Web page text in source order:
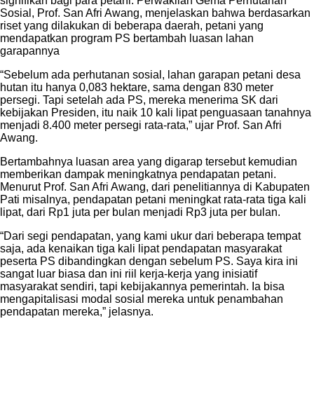
Sosial, Prof. San Afri Awang, menjelaskan bahwa berdasarkan
riset yang dilakukan di beberapa daerah, petani yang
mendapatkan program PS bertambah luasan lahan
garapannya
“Sebelum ada perhutanan sosial, lahan garapan petani desa
hutan itu hanya 0,083 hektare, sama dengan 830 meter
persegi. Tapi setelah ada PS, mereka menerima SK dari
kebijakan Presiden, itu naik 10 kali lipat penguasaan tanahnya
menjadi 8.400 meter persegi rata-rata,” ujar Prof. San Afri
Awang.
Bertambahnya luasan area yang digarap tersebut kemudian
memberikan dampak meningkatnya pendapatan petani.
Menurut Prof. San Afri Awang, dari penelitiannya di Kabupaten
Pati misalnya, pendapatan petani meningkat rata-rata tiga kali
lipat, dari Rp1 juta per bulan menjadi Rp3 juta per bulan.
“Dari segi pendapatan, yang kami ukur dari beberapa tempat
saja, ada kenaikan tiga kali lipat pendapatan masyarakat
peserta PS dibandingkan dengan sebelum PS. Saya kira ini
sangat luar biasa dan ini riil kerja-kerja yang inisiatif
masyarakat sendiri, tapi kebijakannya pemerintah. Ia bisa
mengapitalisasi modal sosial mereka untuk penambahan
pendapatan mereka,” jelasnya.